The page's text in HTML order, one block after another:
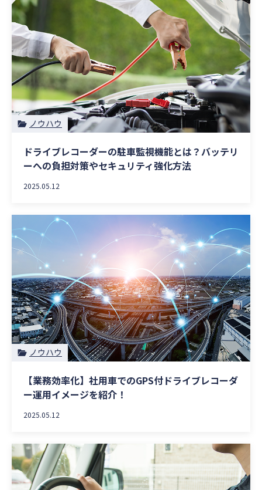
ノウハウ
ドライブレコーダーの駐車監視機能とは？バッテリ
ーへの負担対策やセキュリティ強化方法
2025.05.12
ノウハウ
【業務効率化】社用車でのGPS付ドライブレコーダ
ー運用イメージを紹介！
2025.05.12